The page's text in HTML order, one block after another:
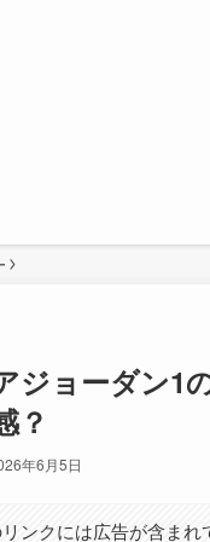
ジョーダン1
？
年6月5日
ンクには広告が含まれ